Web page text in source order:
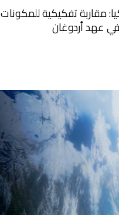
مقاربة تفكيكية للمكونات
في عهد أردوغان